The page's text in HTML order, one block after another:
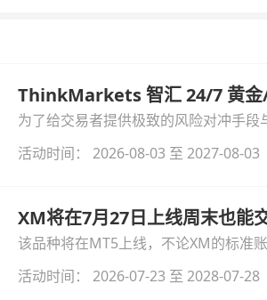
ThinkMarkets 智汇 24/7 黄金
为了给交易者提供极致的风险对冲手
与白银交易！本文将为您详细拆解本次
活动时间： 2026-08-03 至 2027-08-03
XM将在7月27日上线周末也能
该品种将在MT5上线，不论XM的标准
活动时间： 2026-07-23 至 2028-07-28